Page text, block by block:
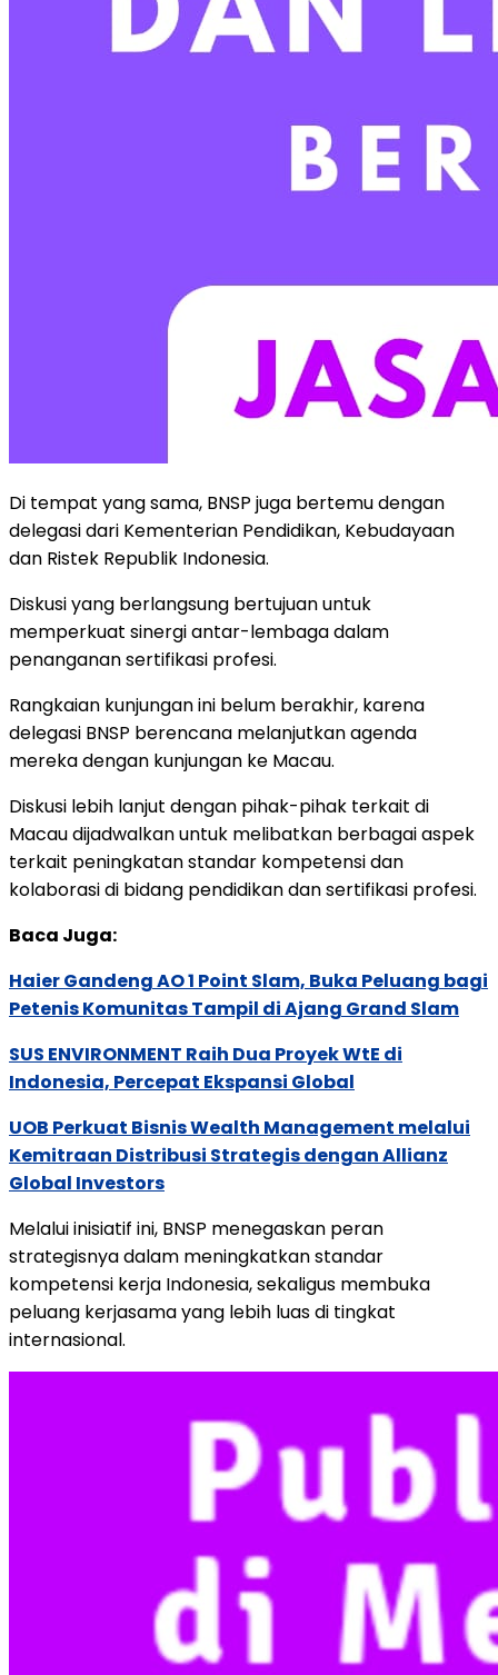
Di tempat yang sama, BNSP juga bertemu dengan
delegasi dari Kementerian Pendidikan, Kebudayaan
dan Ristek Republik Indonesia.
Diskusi yang berlangsung bertujuan untuk
memperkuat sinergi antar-lembaga dalam
penanganan sertifikasi profesi.
Rangkaian kunjungan ini belum berakhir, karena
delegasi BNSP berencana melanjutkan agenda
mereka dengan kunjungan ke Macau.
Diskusi lebih lanjut dengan pihak-pihak terkait di
Macau dijadwalkan untuk melibatkan berbagai aspek
terkait peningkatan standar kompetensi dan
kolaborasi di bidang pendidikan dan sertifikasi profesi.
Baca Juga:
Haier Gandeng AO 1 Point Slam, Buka Peluang bagi
Petenis Komunitas Tampil di Ajang Grand Slam
SUS ENVIRONMENT Raih Dua Proyek WtE di
Indonesia, Percepat Ekspansi Global
UOB Perkuat Bisnis Wealth Management melalui
Kemitraan Distribusi Strategis dengan Allianz
Global Investors
Melalui inisiatif ini, BNSP menegaskan peran
strategisnya dalam meningkatkan standar
kompetensi kerja Indonesia, sekaligus membuka
peluang kerjasama yang lebih luas di tingkat
internasional.